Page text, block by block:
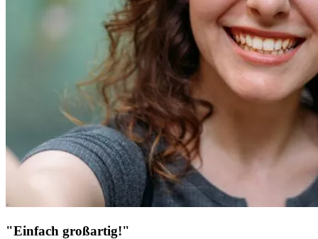
"Einfach großartig!"